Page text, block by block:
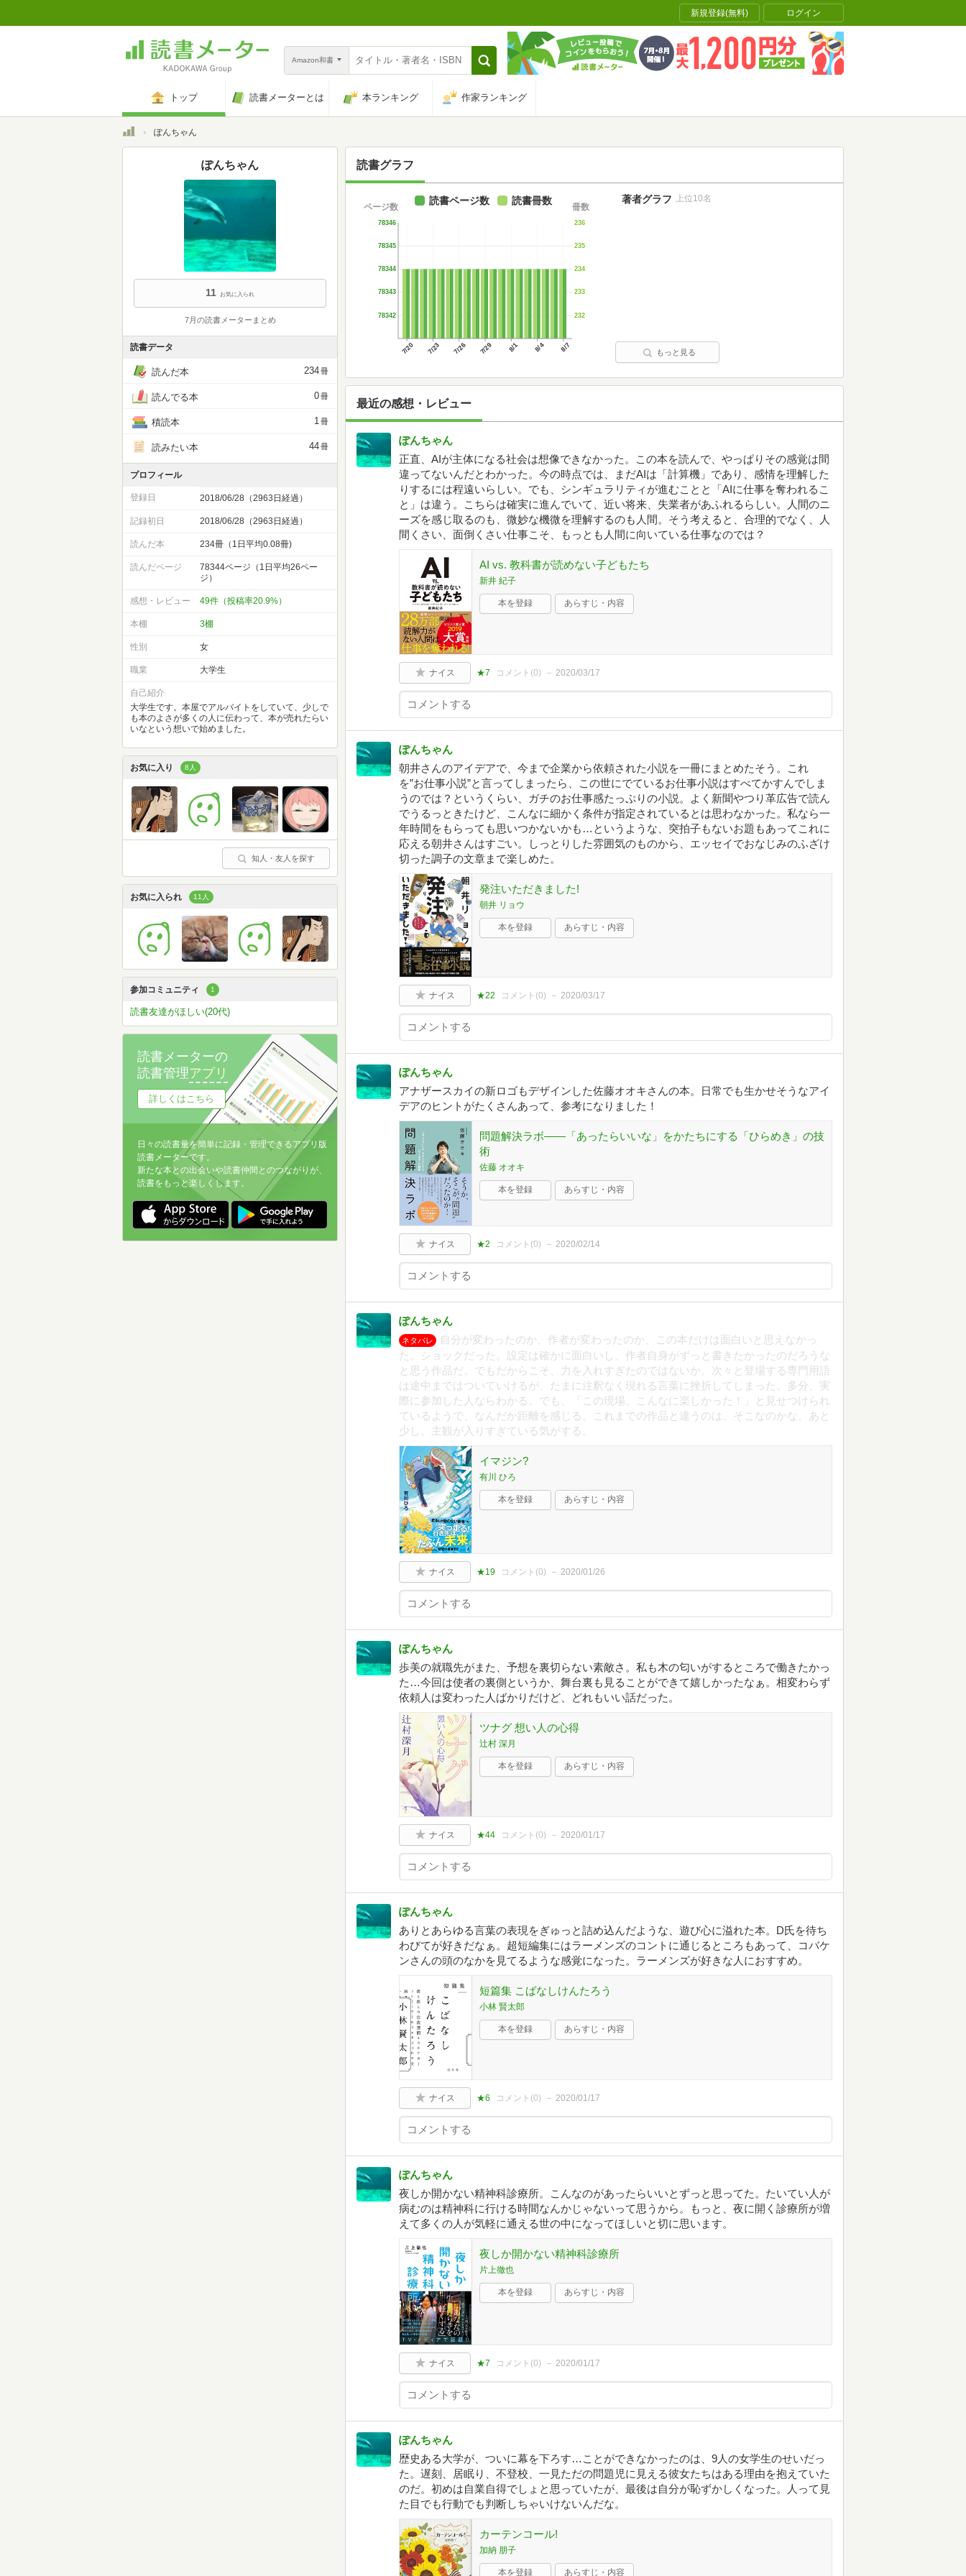
新規登録(無料) ログイン
Amazon和書
トップ 読書メーターとは 本ランキング 作家ランキング
トップぽんちゃん
読書グラフ
7/20 7/23 7/26 7/29 8/1 8/4 8/7
78342
78343
78344
78345
78346
ページ数
232
233
234
235
236
冊数
読書ページ数 読書冊数 著者グラフ 上位10名
もっと見る
最近の感想・レビュー
ぽんちゃん
正直、AIが主体になる社会は想像できなかった。この本を読んで、やっぱりその感覚は間
違ってないんだとわかった。今の時点では、まだAIは「計算機」であり、感情を理解した
りするには程遠いらしい。でも、シンギュラリティが進むことと「AIに仕事を奪われるこ
と」は違う。こちらは確実に進んでいて、近い将来、失業者があふれるらしい。人間のニ
ーズを感じ取るのも、微妙な機微を理解するのも人間。そう考えると、合理的でなく、人
間くさい、面倒くさい仕事こそ、もっとも人間に向いている仕事なのでは？
AI vs. 教科書が読めない子どもたち
新井 紀子
本を登録 あらすじ・内容
ナイス ★7 コメント(0) 2020/03/17
ぽんちゃん
朝井さんのアイデアで、今まで企業から依頼された小説を一冊にまとめたそう。これ
を”お仕事小説”と言ってしまったら、この世にでているお仕事小説はすべてかすんでしま
うのでは？というくらい、ガチのお仕事感たっぷりの小説。よく新聞やつり革広告で読ん
でうるっときたけど、こんなに細かく条件が指定されているとは思わなかった。私なら一
年時間をもらっても思いつかないかも…というような、突拍子もないお題もあってこれに
応える朝井さんはすごい。しっとりした雰囲気のものから、エッセイでおなじみのふざけ
切った調子の文章まで楽しめた。
発注いただきました!
朝井 リョウ
本を登録 あらすじ・内容
ナイス ★22 コメント(0) 2020/03/17
ぽんちゃん
アナザースカイの新ロゴもデザインした佐藤オオキさんの本。日常でも生かせそうなアイ
デアのヒントがたくさんあって、参考になりました！
問題解決ラボ――「あったらいいな」をかたちにする「ひらめき」の技
術
佐藤 オオキ
本を登録 あらすじ・内容
ナイス ★2 コメント(0) 2020/02/14
ぽんちゃん
ネタバレ
自分が変わったのか、作者が変わったのか、この本だけは面白いと思えなかっ
た。ショックだった。設定は確かに面白いし、作者自身がずっと書きたかったのだろうな
と思う作品だ。でもだからこそ、力を入れすぎたのではないか。次々と登場する専門用語
は途中まではついていけるが、たまに注釈なく現れる言葉に挫折してしまった。多分、実
際に参加した人ならわかる。でも、「この現場、こんなに楽しかった！」と見せつけられ
ているようで、なんだか距離を感じる。これまでの作品と違うのは、そこなのかな。あと
少し、主観が入りすぎている気がする。
イマジン?
有川 ひろ
本を登録 あらすじ・内容
ナイス ★19 コメント(0) 2020/01/26
ぽんちゃん
歩美の就職先がまた、予想を裏切らない素敵さ。私も木の匂いがするところで働きたかっ
た…今回は使者の裏側というか、舞台裏も見ることができて嬉しかったなぁ。相変わらず
依頼人は変わった人ばかりだけど、どれもいい話だった。
ツナグ 想い人の心得
辻村 深月
本を登録 あらすじ・内容
ナイス ★44 コメント(0) 2020/01/17
ぽんちゃん
ありとあらゆる言葉の表現をぎゅっと詰め込んだような、遊び心に溢れた本。D氏を待ち
わびてが好きだなぁ。超短編集にはラーメンズのコントに通じるところもあって、コバケ
ンさんの頭のなかを見てるような感覚になった。ラーメンズが好きな人におすすめ。
短篇集 こばなしけんたろう
小林 賢太郎
本を登録 あらすじ・内容
ナイス ★6 コメント(0) 2020/01/17
ぽんちゃん
夜しか開かない精神科診療所。こんなのがあったらいいとずっと思ってた。たいてい人が
病むのは精神科に行ける時間なんかじゃないって思うから。もっと、夜に開く診療所が増
えて多くの人が気軽に通える世の中になってほしいと切に思います。
夜しか開かない精神科診療所
片上徹也
本を登録 あらすじ・内容
ナイス ★7 コメント(0) 2020/01/17
ぽんちゃん
歴史ある大学が、ついに幕を下ろす…ことができなかったのは、9人の女学生のせいだっ
た。遅刻、居眠り、不登校、一見ただの問題児に見える彼女たちはある理由を抱えていた
のだ。初めは自業自得でしょと思っていたが、最後は自分が恥ずかしくなった。人って見
た目でも行動でも判断しちゃいけないんだな。
カーテンコール!
加納 朋子
本を登録 あらすじ・内容
ぽんちゃん
11 お気に入られ
7月の読書メーターまとめ
読書データ
読んだ本 234冊
読んでる本 0冊
積読本 1冊
読みたい本 44冊
プロフィール
登録日 2018/06/28（2963日経過）
記録初日 2018/06/28（2963日経過）
読んだ本 234冊（1日平均0.08冊)
読んだページ
78344ページ（1日平均26ペー
ジ）
感想・レビュー 49件（投稿率20.9%）
本棚 3棚
性別 女
職業 大学生
自己紹介
大学生です。本屋でアルバイトをしていて、少しで
も本のよさが多くの人に伝わって、本が売れたらい
いなという想いで始めました。
お気に入り 8人
知人・友人を探す
お気に入られ 11人
参加コミュニティ 1
読書友達がほしい(20代)
読書メーターの
読書管理アプリ
詳しくはこちら
日々の読書量を簡単に記録・管理できるアプリ版
読書メーターです。
新たな本との出会いや読書仲間とのつながりが、
読書をもっと楽しくします。